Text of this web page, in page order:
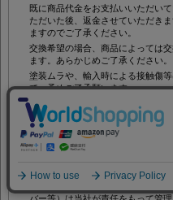
既に商品代金をお支払いいただい
ただいた後、返金させていただき
ますのでご了承ください。
交換希望の場合、商品によっては
ます。あらかじめご了承ください。
塗装ムラや、輸入時による接触傷
で、予めご了承願います。
PRIVACY